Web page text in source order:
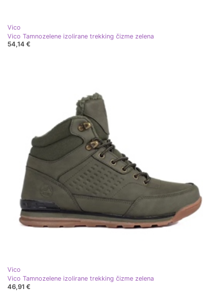
Vico
Vico Tamnozelene izolirane trekking čizme zelena
54,14 €
Vico
Vico Tamnozelene izolirane trekking čizme zelena
46,91 €